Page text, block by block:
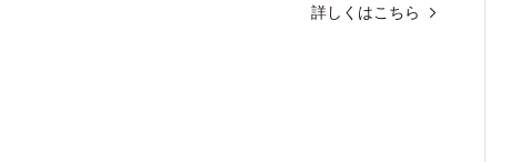
われること*7 L-アスコルビン酸 2-グルコシド*8
詳しくはこちら